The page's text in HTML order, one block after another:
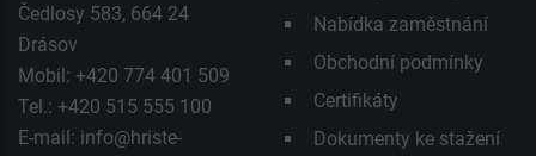
Čedlosy 583, 664 24
Drásov
Mobil: +420 774 401 509
Tel.: +420 515 555 100
E-mail: info@hriste-
Nabídka zaměstnání
Obchodní podmínky
Certifikáty
Dokumenty ke stažení